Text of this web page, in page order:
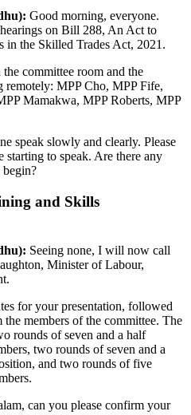
Good morning, everyone.
on Bill 288, An Act to
in the Skilled Trades Act, 2021.
committee room and the
MPP Cho, MPP Fife,
Mamakwa, MPP Roberts, MPP
speak slowly and clearly. Please
to speak. Are there any
begin?
and Skills
Seeing none, I will now call
Minister of Labour,
for your presentation, followed
members of the committee. The
rounds of seven and a half
two rounds of seven and a
and two rounds of five
can you please confirm your